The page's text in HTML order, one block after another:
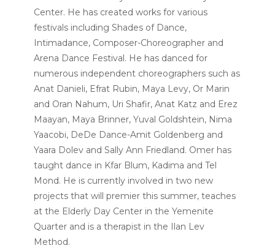
Center. He has created works for various
festivals including Shades of Dance,
Intimadance, Composer-Choreographer and
Arena Dance Festival. He has danced for
numerous independent choreographers such as
Anat Danieli, Efrat Rubin, Maya Levy, Or Marin
and Oran Nahum, Uri Shafir, Anat Katz and Erez
Maayan, Maya Brinner, Yuval Goldshtein, Nima
Yaacobi, DeDe Dance-Amit Goldenberg and
Yaara Dolev and Sally Ann Friedland. Omer has
taught dance in Kfar Blum, Kadima and Tel
Mond. He is currently involved in two new
projects that will premier this summer, teaches
at the Elderly Day Center in the Yemenite
Quarter and is a therapist in the Ilan Lev
Method.